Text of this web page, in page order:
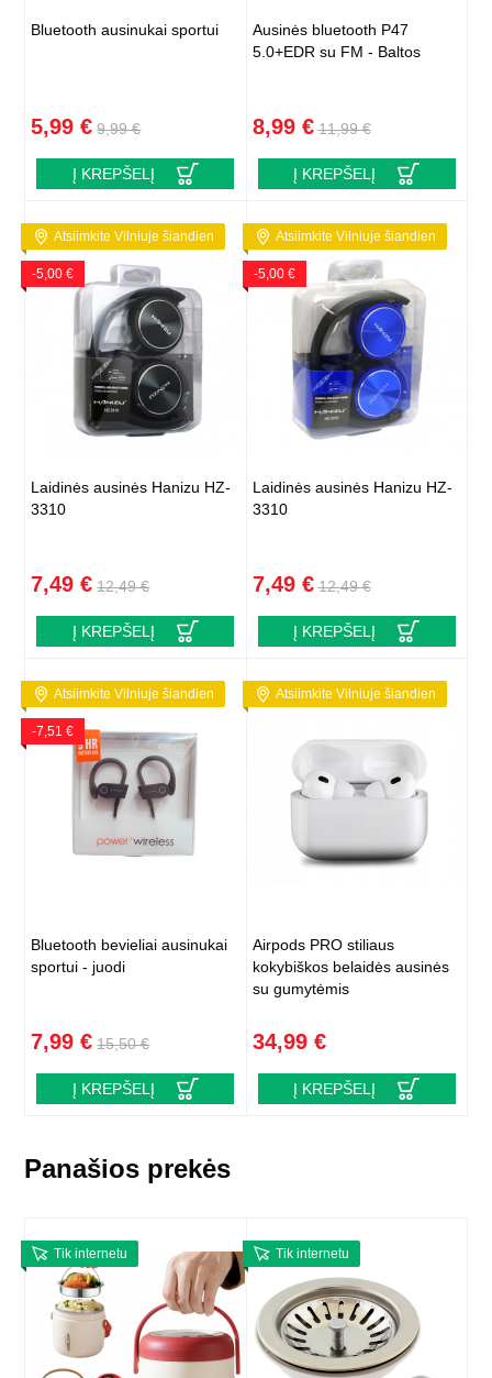
Bluetooth ausinukai sportui
5,99 € 9,99 €
Į KREPŠELĮ
Ausinės bluetooth P47
5.0+EDR su FM - Baltos
8,99 € 11,99 €
Į KREPŠELĮ
Atsiimkite Vilniuje šiandien
-5,00 €
Laidinės ausinės Hanizu HZ-
3310
7,49 € 12,49 €
Į KREPŠELĮ
Atsiimkite Vilniuje šiandien
-5,00 €
Laidinės ausinės Hanizu HZ-
3310
7,49 € 12,49 €
Į KREPŠELĮ
Atsiimkite Vilniuje šiandien
-7,51 €
Bluetooth bevieliai ausinukai
sportui - juodi
7,99 € 15,50 €
Į KREPŠELĮ
Atsiimkite Vilniuje šiandien
Airpods PRO stiliaus
kokybiškos belaidės ausinės
su gumytėmis
34,99 €
Į KREPŠELĮ
Panašios prekės
Tik internetu Tik internetu